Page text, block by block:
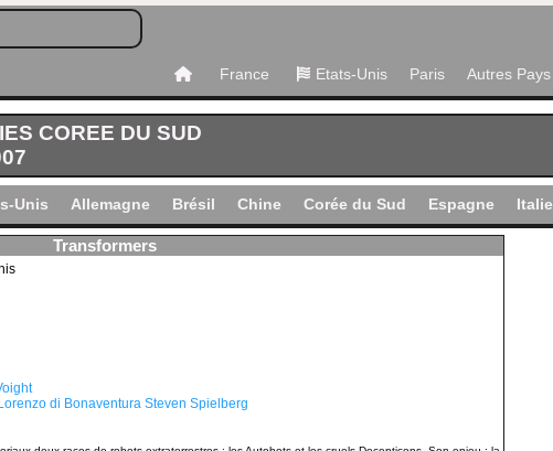
France Etats-Unis Paris Autres Pays
COREE DU SUD
Unis Allemagne Brésil Chine Corée du Sud Espagne Italie
Transformers
Lorenzo di Bonaventura Steven Spielberg